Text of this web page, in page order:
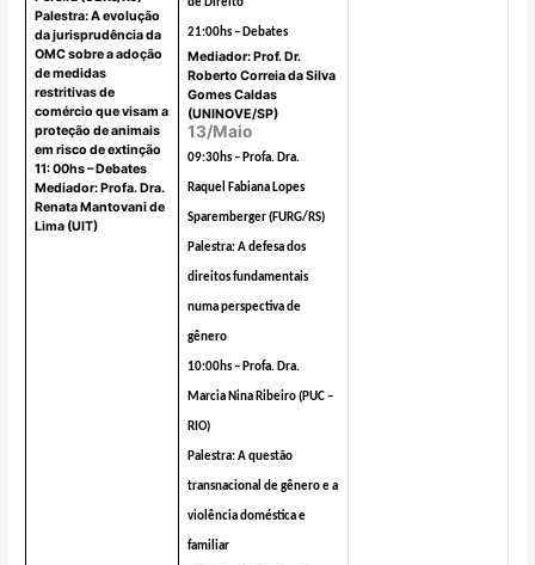
Palestra: A evolução
da jurisprudência da
OMC sobre a adoção
de medidas
restritivas de
comércio que visam a
proteção de animais
em risco de extinção
11: 00hs – Debates
Mediador: Profa. Dra.
Renata Mantovani de
Lima (UIT)
de Direito
21:00hs – Debates
Mediador: Prof. Dr.
Roberto Correia da Silva
Gomes Caldas
(UNINOVE/SP)
13/Maio
09:30hs – Profa. Dra.
Raquel Fabiana Lopes
Sparemberger (FURG/RS)
Palestra: A defesa dos
direitos fundamentais
numa perspectiva de
gênero
10:00hs – Profa. Dra.
Marcia Nina Ribeiro (PUC –
RIO)
Palestra:A questão
transnacional de gênero e a
violência doméstica e
familiar